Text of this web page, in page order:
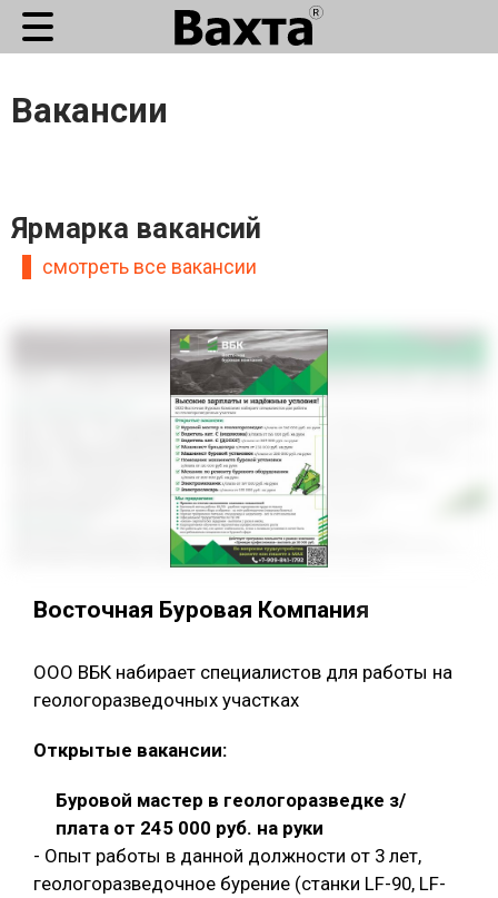
Вакансии
Ярмарка вакансий
смотреть все вакансии
Восточная Буровая Компания
ООО ВБК набирает специалистов для работы на
геологоразведочных участках
Открытые вакансии:
Буровой мастер в геологоразведке з/
плата от 245 000 руб. на руки
- Опыт работы в данной должности от 3 лет,
геологоразведочное бурение (станки LF-90, LF-